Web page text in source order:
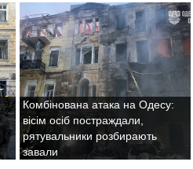
Комбінована атака на Одесу:
вісім осіб постраждали,
рятувальники розбирають
завали